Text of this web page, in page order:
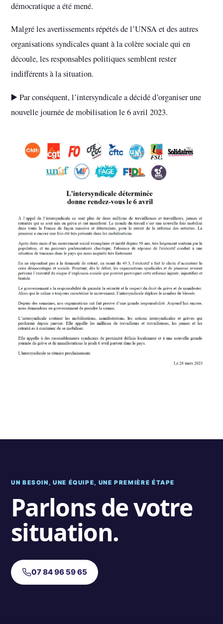
démocratique a été mené.
Malgré les avertissements répétés de l’UNSA et des autres
organisations syndicales quant à la colère sociale qui en
découle, les responsables politiques semblent rester
indifférents à la situation.
▶️ Par conséquent, l’intersyndicale a décidé d’organiser une
nouvelle journée de mobilisation le 6 avril 2023.
UN BESOIN, UNE ÉQUIPE, UNE PREMIÈRE ÉTAPE
Parlons de votre
situation.
07 84 96 59 65